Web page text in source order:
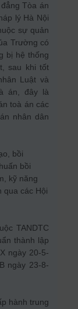
Tòa án
lý Hà Nội
sự quản
Trường có
bị hệ thống
sau khi tốt
Luật và
án, đây là
toà án các
nhân dân
bồi
bồi
kỹ năng
qua các Hội
TANDTC
thành lập
ngày 20-5-
ngày 23-8-
hành trung